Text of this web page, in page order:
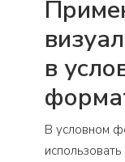
в
В условном